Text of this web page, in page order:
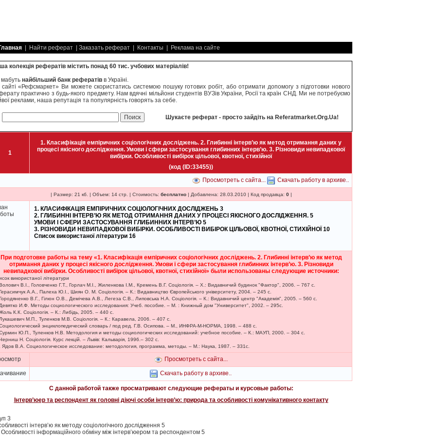
| Найти реферат | Заказать реферат | Контакты | Реклама на сайте
колекція рефератів містить понад 60 тис. учбових матеріалів!
найбільший банк рефератів в Україні.
«Рефсмаркет» Ви можете скористатись системою пошуку готових робіт, або отримати допомогу з підготовки нового
практично з будь-якого предмету. Нам вдячні мільйони студентів ВУЗів України, Росії та країн СНД. Ми не потребуємо
реклами, наша репутація та популярність говорять за себе.
Шукаєте реферат - просто зайдіть на Referatmarket.Org.Ua!
1
1. Класифікація емпіричних соціологічних досліджень. 2. Глибинні інтерв’ю як метод отримання даних у
процесі якісного дослідження. Умови і сфери застосування глибинних інтерв’ю. 3. Різновиди невипадкової
вибірки. Особливості вибірок цільової, квотної, стихійної
(код (ID:33455))
Просмотреть с сайта...
Скачать работу в архиве..
| Размер: 21 кб. | Объем: 14 стр. | Стоимость: бесплатно| Добавлена: 28.03.2010 | Код продавца: 0|
1. КЛАСИФІКАЦІЯ ЕМПІРИЧНИХ СОЦІОЛОГІЧНИХ ДОСЛІДЖЕНЬ 3
2. ГЛИБИННІ ІНТЕРВ’Ю ЯК МЕТОД ОТРИМАННЯ ДАНИХ У ПРОЦЕСІ ЯКІСНОГО ДОСЛІДЖЕННЯ. 5
УМОВИ І СФЕРИ ЗАСТОСУВАННЯ ГЛИБИННИХ ІНТЕРВ’Ю 5
3. РІЗНОВИДИ НЕВИПАДКОВОЇ ВИБІРКИ. ОСОБЛИВОСТІ ВИБІРОК ЦІЛЬОВОЇ, КВОТНОЇ, СТИХІЙНОЇ 10
Список використаної літератури 16
При подготовке работы на тему «1. Класифікація емпіричних соціологічних досліджень. 2. Глибинні інтерв’ю як метод
отримання даних у процесі якісного дослідження. Умови і сфери застосування глибинних інтерв’ю. 3. Різновиди
невипадкової вибірки. Особливості вибірок цільової, квотної, стихійної» были использованы следующие источники:
використаної літератури
В.І., Головченко Г.Т., Горлач М.І., Жиленкова І.М., Кремень В.Г. Соціологія. – Х.: Видавничий будинок "Фактор", 2006. – 767 с.
А.А., Палеха Ю.І., Шиян О. М. Соціологія. – К.: Видавництво Європейського університету, 2004. – 245 с.
В.Г., Гілюн О.В., Демічева А.В., Легеза С.В., Липовська Н.А. Соціологія. – К.: Видавничий центр "Академія", 2005. – 560 с.
И.Ф. Методы социологического исследования: Учеб. пособие. – М. : Книжный дом "Университет", 2002. – 295с.
К.К. Соціологія. – К.: Либідь, 2005. – 440 с.
М.П., Туленков М.В. Соціологія. – К.: Каравела, 2006. – 407 с.
энциклопедический словарь / под ред. Г.В. Осипова. – М., ИНФРА-М-НОРМА, 1998. – 488 с.
Ю.П., Туленков Н.В. Методология и методы социологических исследований: учебное пособие. – К.: МАУП, 2000. – 304 с.
Н. Соціологія. Курс лекцій. – Львів: Кальварія, 1996.– 302 с.
Ядов В.А. Социологическое исследование: методология, программа, методы. – М.: Наука, 1987. – 331с.
Просмотреть с сайта...
Скачать работу в архиве..
С данной работой также просматривают следующие рефераты и курсовые работы:
Інтерв’юер та респондент як головні діючі особи інтерв’ю: природа та особливості комунікативного контакту
3
інтерв’ю як методу соціологічного дослідження 5
Особливості інформаційного обміну між інтерв’юером та респондентом 5